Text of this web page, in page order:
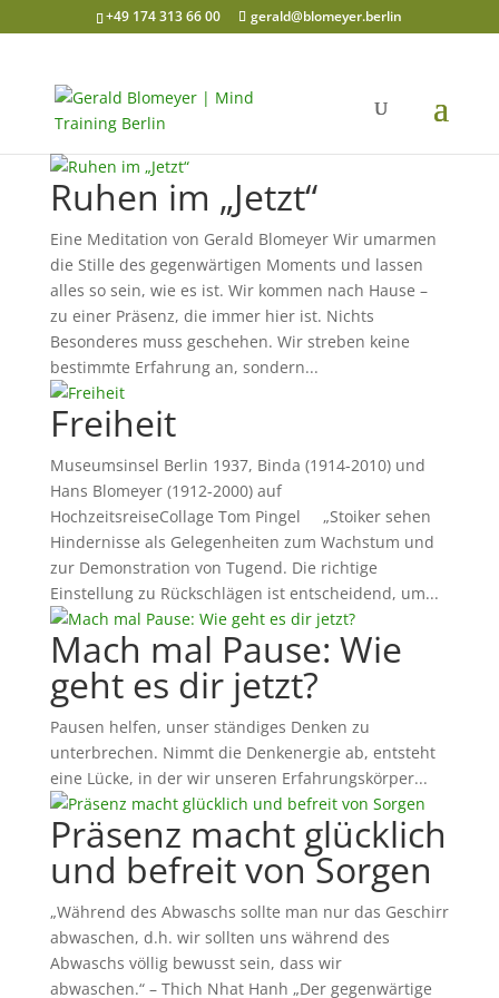
+49 174 313 66 00 gerald@blomeyer.berlin
Ruhen im „Jetzt“
Eine Meditation von Gerald Blomeyer Wir umarmen
die Stille des gegenwärtigen Moments und lassen
alles so sein, wie es ist. Wir kommen nach Hause –
zu einer Präsenz, die immer hier ist. Nichts
Besonderes muss geschehen. Wir streben keine
bestimmte Erfahrung an, sondern...
Freiheit
Museumsinsel Berlin 1937, Binda (1914-2010) und
Hans Blomeyer (1912-2000) auf
HochzeitsreiseCollage Tom Pingel „Stoiker sehen
Hindernisse als Gelegenheiten zum Wachstum und
zur Demonstration von Tugend. Die richtige
Einstellung zu Rückschlägen ist entscheidend, um...
Mach mal Pause: Wie
geht es dir jetzt?
Pausen helfen, unser ständiges Denken zu
unterbrechen. Nimmt die Denkenergie ab, entsteht
eine Lücke, in der wir unseren Erfahrungskörper...
Präsenz macht glücklich
und befreit von Sorgen
„Während des Abwaschs sollte man nur das Geschirr
abwaschen, d.h. wir sollten uns während des
Abwaschs völlig bewusst sein, dass wir
abwaschen.“ – Thich Nhat Hanh „Der gegenwärtige